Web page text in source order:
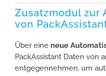
Zusatzmodul zur
von
Über eine neue
PackAssistant Daten von
entgegen­nehmen, um